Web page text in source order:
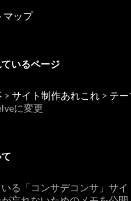
マップ
いるページ
> サイト制作あれこれ > テー
に変更
る「コンサデコンサ」サ